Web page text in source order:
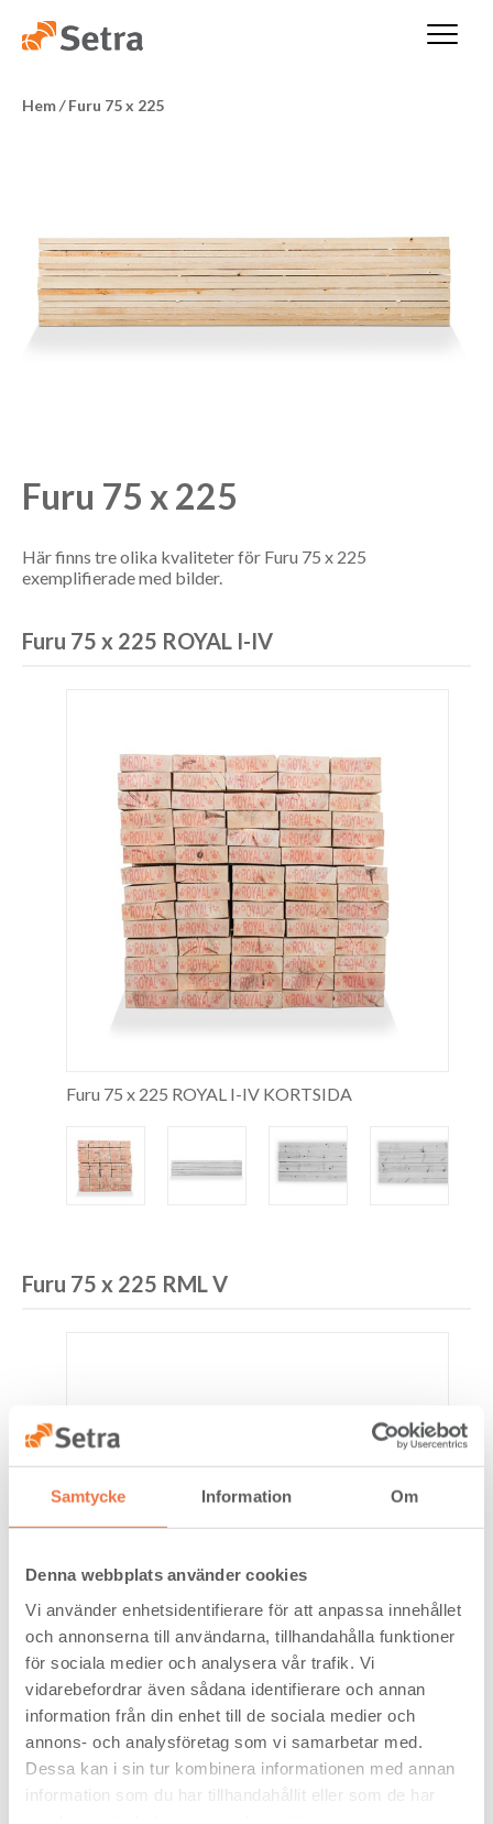
Samtycke Information Om
Denna webbplats använder cookies
Vi använder enhetsidentifierare för att anpassa innehållet
och annonserna till användarna, tillhandahålla funktioner
för sociala medier och analysera vår trafik. Vi
vidarebefordrar även sådana identifierare och annan
information från din enhet till de sociala medier och
annons- och analysföretag som vi samarbetar med.
Dessa kan i sin tur kombinera informationen med annan
information som du har tillhandahållit eller som de har
Hem/ Furu 75 x 225
Furu 75 x 225
Här finns tre olika kvaliteter för Furu 75 x 225
exemplifierade med bilder.
Furu 75 x 225 ROYAL I-IV
Furu 75 x 225 ROYAL I-IV KORTSIDA
Furu 75 x 225 RML V
Furu 75 x 225 RML V KORTSIDA